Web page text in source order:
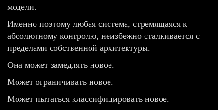
модели.
Именно поэтому любая система, стремящаяся к
абсолютному контролю, неизбежно сталкивается с
пределами собственной архитектуры.
Она может замедлять новое.
Может ограничивать новое.
Может пытаться классифицировать новое.